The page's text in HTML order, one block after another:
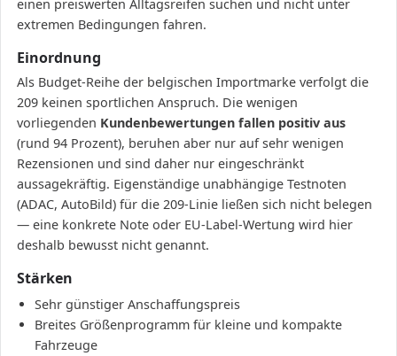
einen preiswerten Alltagsreifen suchen und nicht unter
extremen Bedingungen fahren.
Einordnung
Als Budget-Reihe der belgischen Importmarke verfolgt die
209 keinen sportlichen Anspruch. Die wenigen
vorliegenden Kundenbewertungen fallen positiv aus
(rund 94 Prozent), beruhen aber nur auf sehr wenigen
Rezensionen und sind daher nur eingeschränkt
aussagekräftig. Eigenständige unabhängige Testnoten
(ADAC, AutoBild) für die 209-Linie ließen sich nicht belegen
— eine konkrete Note oder EU-Label-Wertung wird hier
deshalb bewusst nicht genannt.
Stärken
Sehr günstiger Anschaffungspreis
Breites Größenprogramm für kleine und kompakte
Fahrzeuge